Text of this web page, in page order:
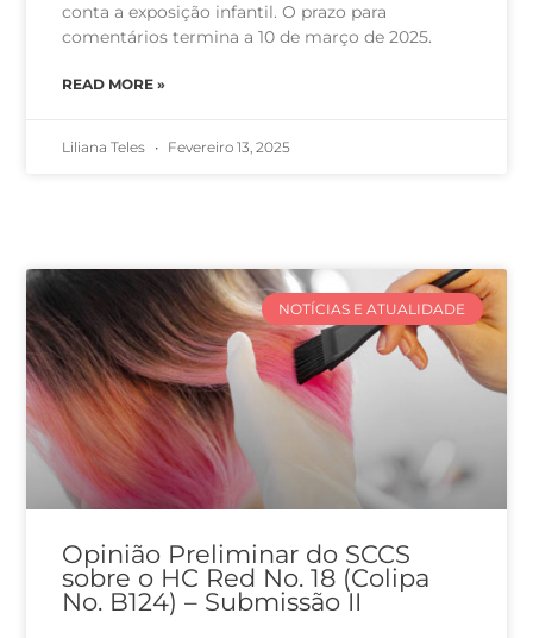
conta a exposição infantil. O prazo para
comentários termina a 10 de março de 2025.
READ MORE »
Liliana Teles Fevereiro 13, 2025
NOTÍCIAS E ATUALIDADE
Opinião Preliminar do SCCS
sobre o HC Red No. 18 (Colipa
No. B124) – Submissão II